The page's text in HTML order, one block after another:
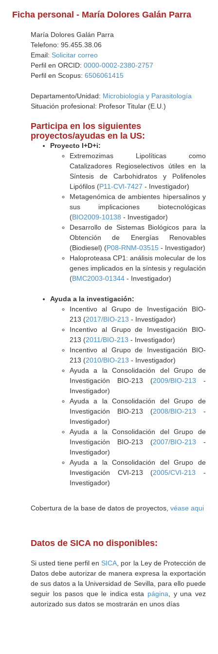
Ficha personal - María Dolores Galán Parra
María Dolores Galán Parra
Telefono: 95.455.38.06
Email: Solicitar correo
Perfil en ORCID: 0000-0002-2380-2757
Perfil en Scopus: 6506061415
Departamento/Unidad: Microbiología y Parasitología
Situación profesional: Profesor Titular (E.U.)
Participa en los siguientes
proyectos/ayudas en la US:
Proyecto I+D+i:
Extremozimas Lipolíticas como
Catalizadores Regioselectivos útiles en la
Síntesis de Carbohidratos y Polifenoles
Lipófilos (P11-CVI-7427 - Investigador)
Metagenómica de ambientes hipersalinos y
sus implicaciones biotecnológicas
(BIO2009-10138 - Investigador)
Desarrollo de Sistemas Biológicos para la
Obtención de Energías Renovables
(Biodiesel) (P08-RNM-03515- Investigador)
Haloproteasa CP1: análisis molecular de los
genes implicados en la síntesis y regulación
(BMC2003-01344- Investigador)
Ayuda a la investigación:
Incentivo al Grupo de Investigación BIO-
213 (2017/BIO-213 - Investigador)
Incentivo al Grupo de Investigación BIO-
213 (2011/BIO-213 - Investigador)
Incentivo al Grupo de Investigación BIO-
213 (2010/BIO-213 - Investigador)
Ayuda a la Consolidación del Grupo de
Investigación BIO-213 (2009/BIO-213 -
Investigador)
Ayuda a la Consolidación del Grupo de
Investigación BIO-213 (2008/BIO-213 -
Investigador)
Ayuda a la Consolidación del Grupo de
Investigación BIO-213 (2007/BIO-213 -
Investigador)
Ayuda a la Consolidación del Grupo de
Investigación CVI-213 (2005/CVI-213 -
Investigador)
Cobertura de la base de datos de proyectos, véase aqui
Datos de SICA no disponibles:
Si usted tiene perfil en SICA , por la Ley de Protección de
Datos debe autorizar de manera expresa la exportación
de sus datos a la Universidad de Sevilla, para ello puede
seguir los pasos que le indica esta página , y una vez
autorizado sus datos se mostrarán en unos días